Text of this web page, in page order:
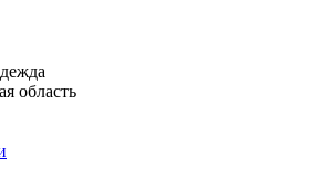
область